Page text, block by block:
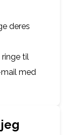
deres
til
med